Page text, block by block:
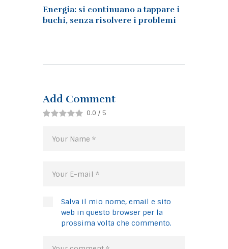
Energia: si continuano a tappare i
buchi, senza risolvere i problemi
Add Comment
0.0 / 5
Salva il mio nome, email e sito
web in questo browser per la
prossima volta che commento.